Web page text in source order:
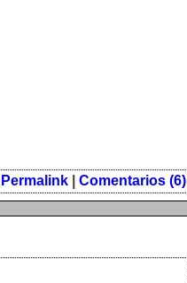
Permalink Comentarios (6)